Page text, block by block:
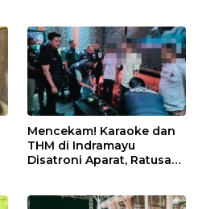
Jatibarang 2026
Mencekam! Karaoke dan
THM di Indramayu
Disatroni Aparat, Ratusan